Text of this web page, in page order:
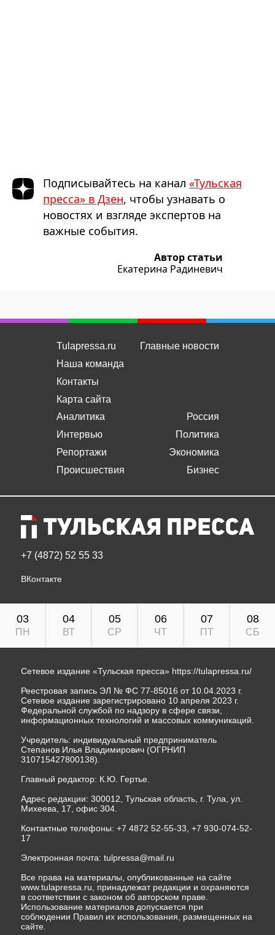
Подписывайтесь на канал «Тульская
пресса» в Дзен, чтобы узнавать о
новостях и взгляде экспертов на
важные события.
Автор статьи
Екатерина Радиневич
Tulapressa.ru
Наша команда
Контакты
Карта сайта
Главные новости
Аналитика
Интервью
Репортажи
Происшествия
Россия
Политика
Экономика
Бизнес
+7 (4872) 52 55 33
ВКонтакте
03
ПН
04
ВТ
05
СР
06
ЧТ
07
ПТ
08
СБ
Сетевое издание «Тульская пресса» https://tulapressa.ru/
Реестровая запись ЭЛ № ФС 77-85016 от 10.04.2023 г.
Сетевое издание зарегистрировано 10 апреля 2023 г.
Федеральной службой по надзору в сфере связи,
информационных технологий и массовых коммуникаций.
Учредитель: индивидуальный предприниматель
Степанов Илья Владимирович (ОГРНИП
310715427800138).
Главный редактор: К.Ю. Гертье.
Адрес редакции: 300012, Тульская область, г. Тула, ул.
Михеева, 17, офис 304.
Контактные телефоны: +7 4872 52-55-33, +7 930-074-52-
17
Электронная почта: tulpressa@mail.ru
Все права на материалы, опубликованные на сайте
www.tulapressa.ru, принадлежат редакции и охраняются
в соответствии с законом об авторском праве.
Использование материалов допускается при
соблюдении Правил их использования, размещенных на
сайте.